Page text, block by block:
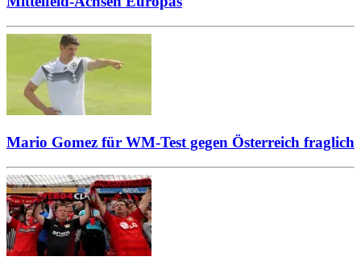
Mario Gomez für WM-Test gegen Österreich fraglich